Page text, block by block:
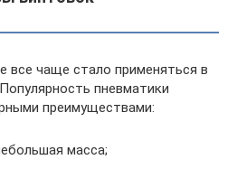
все чаще стало применяться в
пневматики
преимуществами:
масса;